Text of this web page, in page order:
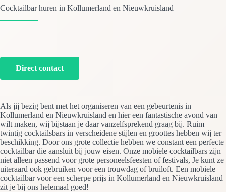
Cocktailbar huren in Kollumerland en Nieuwkruisland
Direct contact
Als jij bezig bent met het organiseren van een gebeurtenis in
Kollumerland en Nieuwkruisland en hier een fantastische avond van
wilt maken, wij bijstaan je daar vanzelfsprekend graag bij. Ruim
twintig cocktailsbars in verscheidene stijlen en groottes hebben wij ter
beschikking. Door ons grote collectie hebben we constant een perfecte
cocktailbar die aansluit bij jouw eisen. Onze mobiele cocktailbars zijn
niet alleen passend voor grote personeelsfeesten of festivals, Je kunt ze
uiteraard ook gebruiken voor een trouwdag of bruiloft. Een mobiele
cocktailbar voor een scherpe prijs in Kollumerland en Nieuwkruisland
zit je bij ons helemaal goed!